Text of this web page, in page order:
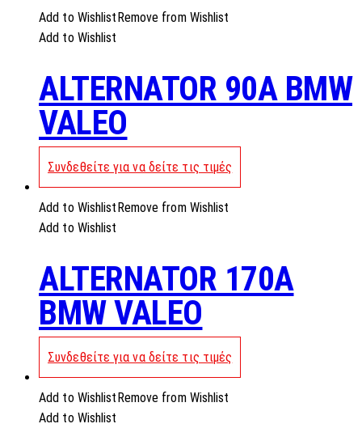
Add to Wishlist Remove from Wishlist
Add to Wishlist
ALTERNATOR 90A BMW
VALEO
Συνδεθείτε για να δείτε τις τιμές
Add to Wishlist Remove from Wishlist
Add to Wishlist
ALTERNATOR 170A
BMW VALEO
Συνδεθείτε για να δείτε τις τιμές
Add to Wishlist Remove from Wishlist
Add to Wishlist